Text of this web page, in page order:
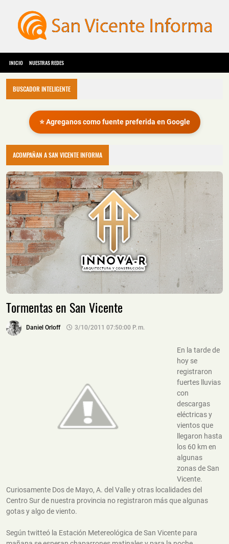
INICIO NUESTRAS REDES
BUSCADOR INTELIGENTE
⭐ Agreganos como fuente preferida en Google
ACOMPAÑAN A SAN VICENTE INFORMA
Tormentas en San Vicente
Daniel Orloff 3/10/2011 07:50:00 P. M.
En la tarde de
hoy se
registraron
fuertes lluvias
con
descargas
eléctricas y
vientos que
llegaron hasta
los 60 km en
algunas
zonas de San
Vicente.
Curiosamente Dos de Mayo, A. del Valle y otras localidades del
Centro Sur de nuestra provincia no registraron más que algunas
gotas y algo de viento.
Según twitteó la Estación Metereológica de San Vicente para